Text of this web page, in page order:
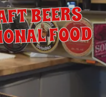
BEERS
FOOD